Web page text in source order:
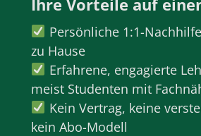
Persönliche 1:1-
zu Hause
Erfahrene, engagierte
meist Studenten mit
Kein Vertrag, keine
kein Abo-Modell